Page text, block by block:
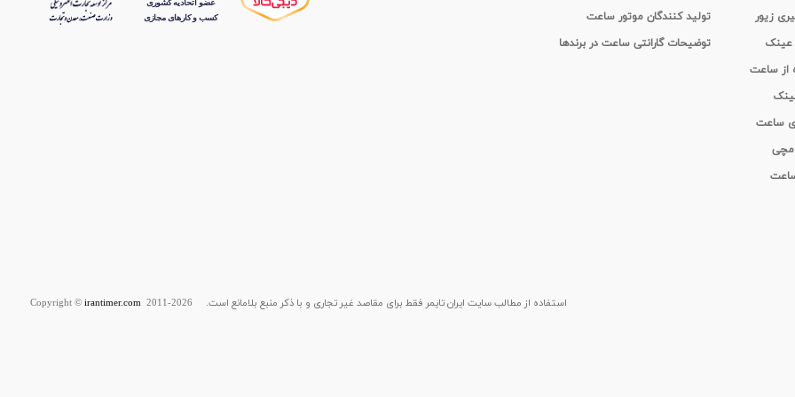
زیور
عینک
از ساعت
ساعت
مچی
ساعت
تولید کنندگان موتور ساعت
توضیحات گارانتی ساعت در برندها
استفاده از مطالب سايت ایران تایمر فقط برای مقاصد غیر تجاری و با ذکر منبع بلامانع است. Copyright © irantimer.com2011-2026